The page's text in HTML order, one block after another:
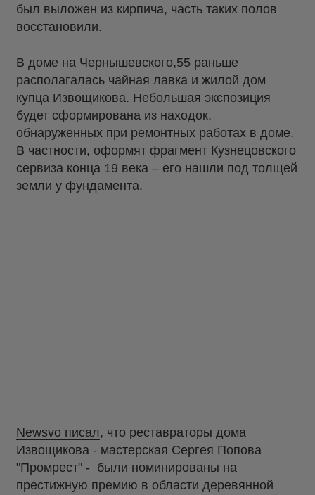
был выложен из кирпича, часть таких полов
восстановили.
В доме на Чернышевского,55 раньше
располагалась чайная лавка и жилой дом
купца Извощикова. Небольшая экспозиция
будет сформирована из находок,
обнаруженных при ремонтных работах в доме.
В частности, оформят фрагмент Кузнецовского
сервиза конца 19 века – его нашли под толщей
земли у фундамента.
Newsvo писал, что реставраторы дома
Извощикова - мастерская Сергея Попова
"Промрест" - были номинированы на
престижную премию в области деревянной